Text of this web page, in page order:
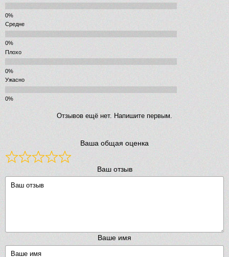
Средне
Плохо
Ужасно
Отзывов ещё нет. Напишите первым.
Ваша общая оценка
Ваш отзыв
Ваше имя